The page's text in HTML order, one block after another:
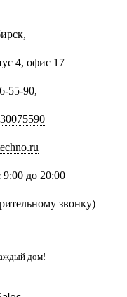
4, офис 17
55-90,
до 20:00
звонку)
дом!